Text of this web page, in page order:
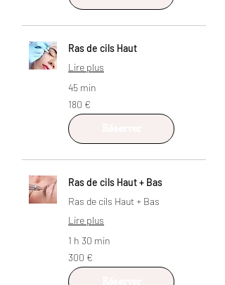
Ras de cils Haut
Lire plus
45 min
180
euros
180 €
Ras de cils Haut + Bas
Ras de cils Haut + Bas
Lire plus
1 h 30 min
300
euros
300 €